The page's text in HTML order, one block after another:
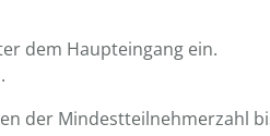
dem Haupteingang ein.
der Mindestteilnehmerzahl